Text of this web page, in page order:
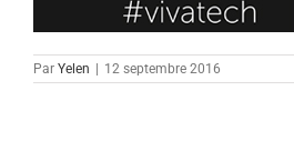
Par Yelen 12 septembre 2016